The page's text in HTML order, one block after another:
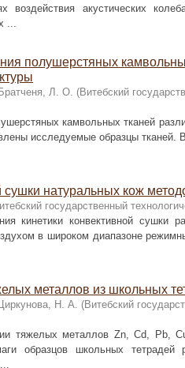
воздействия акустических
...
полушерстяных
Братченя, Л. О. (Витебский
камвольных тканей
исследуемые образцы
сушки натуральных кож
государственный
кинетики конвективной сушки
в широком диапазоне
металлов из школьных
Н. А. (Витебский
тяжелых металлов Zn, Cd, Pb,
образцов школьных тетрадей